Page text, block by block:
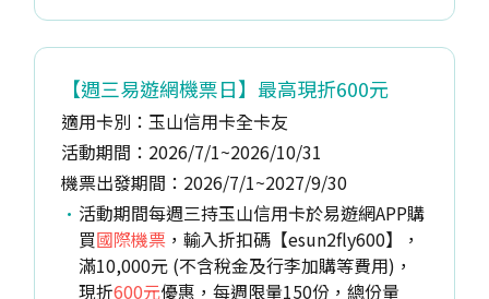
【週三易遊網機票日】最高現折600元
適用卡別：玉山信用卡全卡友
活動期間：2026/7/1~2026/10/31
機票出發期間：2026/7/1~2027/9/30
活動期間每週三持玉山信用卡於易遊網APP購
買國際機票 ，輸入折扣碼【esun2fly600】，
滿10,000元 (不含稅金及行李加購等費用)，
現折600元優惠，每週限量150份，總份量